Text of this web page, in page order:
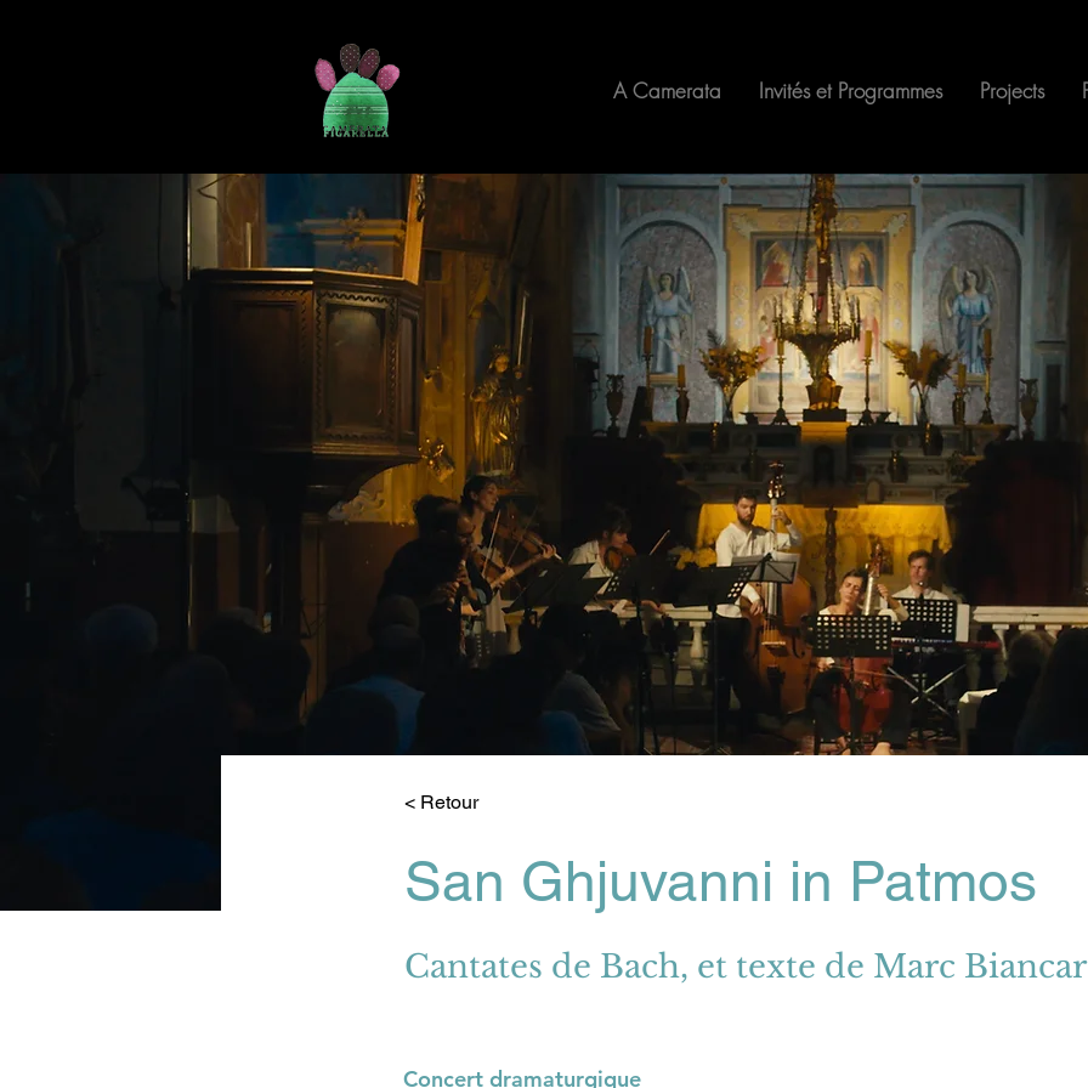
A Camerata Invités et Programmes Projects
< Retour
San Ghjuvanni in Patmos
Cantates de Bach, et texte de Marc
Concert dramaturgique